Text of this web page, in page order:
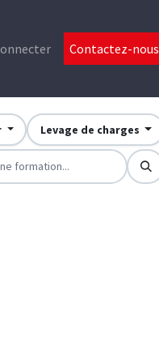
Contactez-nous
Levage de charges